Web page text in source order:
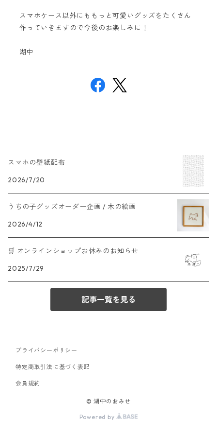
スマホケース以外にももっと可愛いグッズをたくさん
作っていきますので今後のお楽しみに！
湖中
スマホの壁紙配布
2026/7/20
うちの子グッズオーダー企画 / 木の絵画
2026/4/12
🛒 オンラインショップお休みのお知らせ
2025/7/29
記事一覧を見る
プライバシーポリシー
特定商取引法に基づく表記
会員規約
© 湖中のおみせ
Powered by